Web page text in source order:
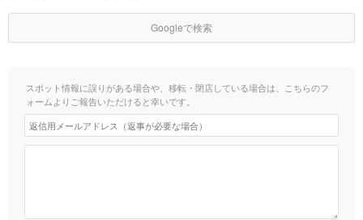
Googleで検索
スポット情報に誤りがある場合や、移転・閉店している場合は、こちらのフ
ォームよりご報告いただけると幸いです。